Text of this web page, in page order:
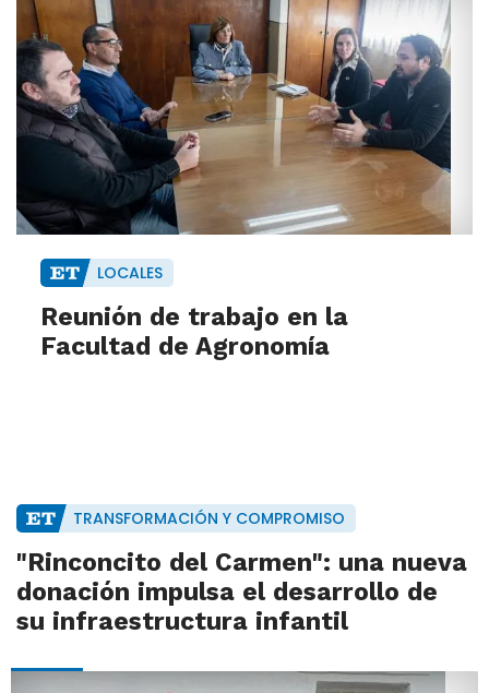
LOCALES
Reunión de trabajo en la
Facultad de Agronomía
TRANSFORMACIÓN Y COMPROMISO
"Rinconcito del Carmen": una nueva
donación impulsa el desarrollo de
su infraestructura infantil